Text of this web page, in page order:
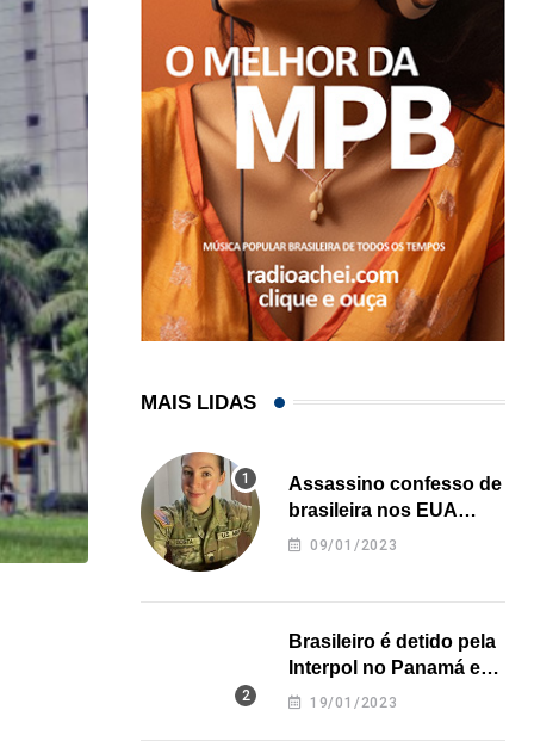
Açaí é reconhecido oficialmente como fruto
MAIS LIDAS
Assassino confesso de
brasileira nos EUA
revela onde deixou o
09/01/2023
Brasileiro é detido pela
Interpol no Panamá e
pode pegar prisão
19/01/2023